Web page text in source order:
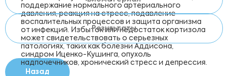
поддержание нормального артериального
давления, реакция на стресс, подавление
воспалительных процессов и защита организма
от инфекций. Избыток или недостаток кортизола
может свидетельствовать о серьезных
патологиях, таких как болезни Аддисона,
синдром Иценко-Кушинга, опухоль
надпочечников, хронический стресс и депрессия.
Результаты
Назад